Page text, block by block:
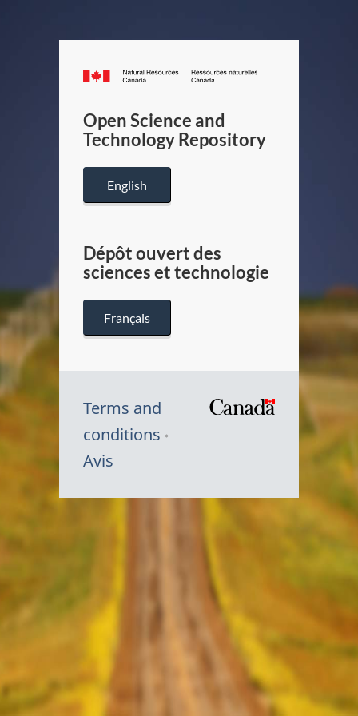
Canada.ca
/
Canada
Open Science and
Technology Repository
English
Dépôt ouvert des
sciences et technologie
Français
Terms and
conditions
Avis
Symbole
Canada